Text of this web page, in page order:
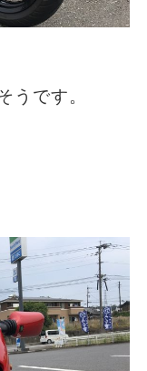
うです。